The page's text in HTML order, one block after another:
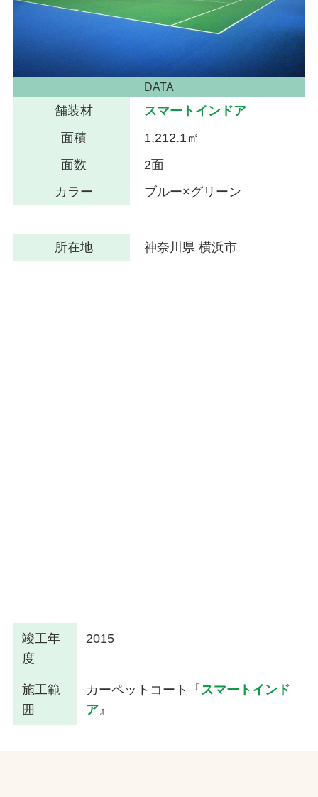
DATA
舗装材
スマートインドア
面積
1,212.1㎡
面数
2面
カラー
ブルー×グリーン
所在地 神奈川県 横浜市
竣工年
度
2015
施工範
囲
カーペットコート『スマートインド
ア』